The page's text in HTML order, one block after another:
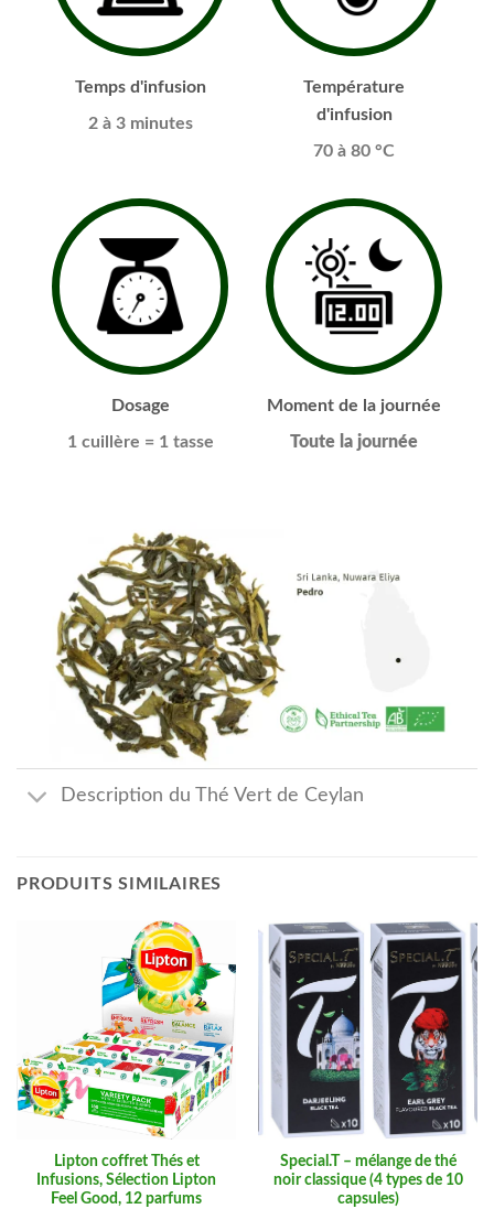
Temps d'infusion
2 à 3 minutes
Température
d'infusion
70 à 80 °C
Dosage
1 cuillère = 1 tasse
Moment de la journée
Toute la journée
Description du Thé Vert de Ceylan
PRODUITS SIMILAIRES
Lipton coffret Thés et
Infusions, Sélection Lipton
Feel Good, 12 parfums
Special.T – mélange de thé
noir classique (4 types de 10
capsules)